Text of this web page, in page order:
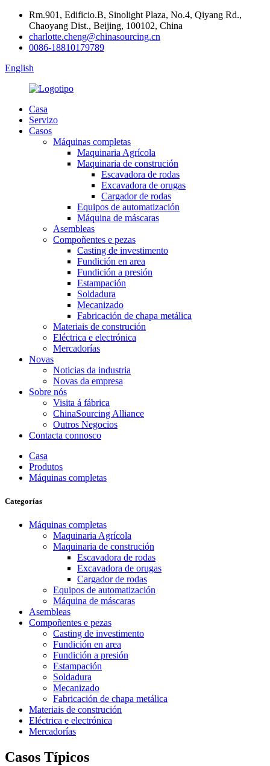
Rm.901, Edificio.B, Sinolight Plaza, No.4, Qiyang Rd.,
Chaoyang Dist., Beijing, 100102, China
charlotte.cheng@chinasourcing.cn
0086-18810179789
English
Casa
Servizo
Casos
Máquinas completas
Maquinaria Agrícola
Maquinaria de construción
Escavadora de rodas
Excavadora de orugas
Cargador de rodas
Equipos de automatización
Máquina de máscaras
Asembleas
Compoñentes e pezas
Casting de investimento
Fundición en area
Fundición a presión
Estampación
Soldadura
Mecanizado
Fabricación de chapa metálica
Materiais de construción
Eléctrica e electrónica
Mercadorías
Novas
Noticias da industria
Novas da empresa
Sobre nós
Visita á fábrica
ChinaSourcing Alliance
Outros Negocios
Contacta connosco
Casa
Produtos
Máquinas completas
Categorías
Máquinas completas
Maquinaria Agrícola
Maquinaria de construción
Escavadora de rodas
Excavadora de orugas
Cargador de rodas
Equipos de automatización
Máquina de máscaras
Asembleas
Compoñentes e pezas
Casting de investimento
Fundición en area
Fundición a presión
Estampación
Soldadura
Mecanizado
Fabricación de chapa metálica
Materiais de construción
Eléctrica e electrónica
Mercadorías
Casos Típicos